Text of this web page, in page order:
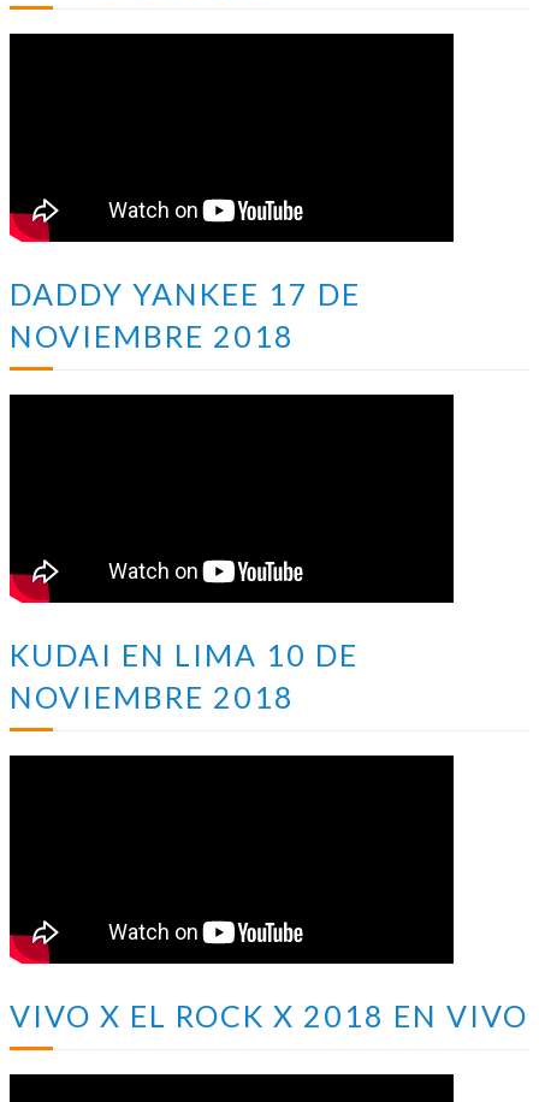
DADDY YANKEE 17 DE
NOVIEMBRE 2018
KUDAI EN LIMA 10 DE
NOVIEMBRE 2018
VIVO X EL ROCK X 2018 EN VIVO